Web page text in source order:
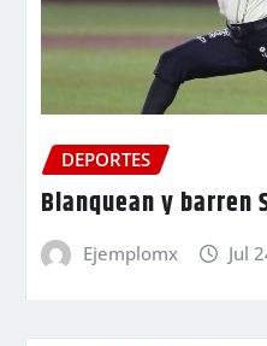
DEPORTES
Blanquean y barren
Ejemplomx Jul